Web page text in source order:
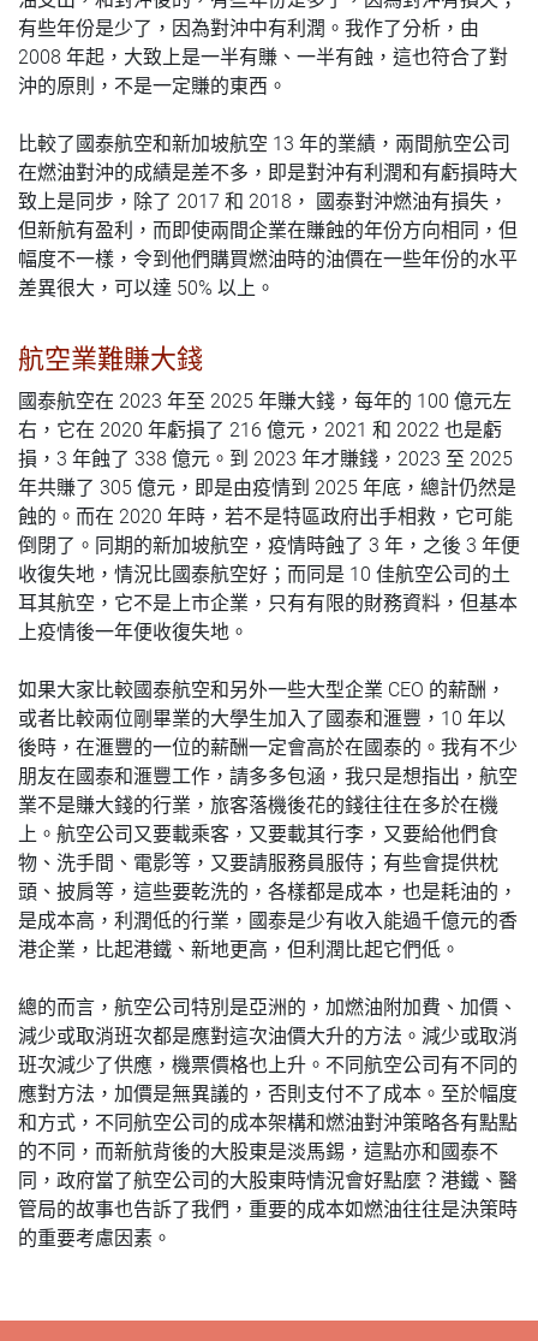
有些年份是少了，因為對沖中有利潤。我作了分析，由
2008 年起，大致上是一半有賺、一半有蝕，這也符合了對
沖的原則，不是一定賺的東西。
比較了國泰航空和新加坡航空 13 年的業績，兩間航空公司
在燃油對沖的成績是差不多，即是對沖有利潤和有虧損時大
致上是同步，除了 2017 和 2018 ，
國泰對沖燃油有損失，
但新航有盈利，而即使兩間企業在賺蝕的年份方向相同，但
幅度不一樣 ， 令到他們購買燃油時的油價在一些年份的水平
差異很大，可以達 50% 以上。
航空業難賺大錢
國泰航空在 2023 年至 2025 年賺大錢，每年的 100 億元左
右，它在 2020 年虧損了 216 億元， 2021 和 2022 也是虧
損， 3 年蝕了 338 億元。到 2023 年才賺錢， 2023 至 2025
年共賺了 305 億元，即是由疫情到 2025 年底，總計仍然是
蝕的。而在 2020 年時，若不是特區政府出手相救，它可能
倒閉了。同期的新加坡航空，疫情時蝕了 3 年，之後 3 年便
收復失地，情況比國泰航空好；而同是 10 佳航空公司的土
耳其航空，它不是上市企業，只有有限的財務資料，但基本
上疫情後一年便收復失地。
如果大家比較國泰航空和另外一些大型企業 CEO 的薪酬，
或者比較兩位剛畢業的大學生加入了國泰和滙豐， 10 年以
後時，在滙豐的一位的薪酬一定會高於在國泰的。我有不少
朋友在國泰和滙豐工作，請多多包涵，我只是想指出，航空
業不是賺大錢的行業，旅客落機後花的錢往往在多於在機
上。航空公司又要載乘客，又要載其行李，又要給他們食
物、洗手間、電影等，又要請服務員服侍；有些會提供枕
頭、披肩等，這些要乾洗的，各樣都是成本，也是耗油的，
是成本高，利潤低的行業，國泰是少有收入能過千億元的香
港企業，比起港鐵、新地更高，但利潤比起它們低。
總的而言，航空公司特別是亞洲的，加燃油附加費、加價、
減少或取消班次都是應對這次油價大升的方法。減少或取消
班次減少了供應，機票價格也上升。不同航空公司有不同的
應對方法，加價是無異議的，否則支付不了成本。至於幅度
和方式，不同航空公司的成本架構和燃油對沖策略各有點點
的不同，而新航背後的大股東是淡馬錫，這點亦和國泰不
同，政府當了航空公司的大股東時情況會好點麼？港鐵、醫
管局的故事也告訴了我們，重要的成本如燃油往往是決策時
的重要考慮因素。